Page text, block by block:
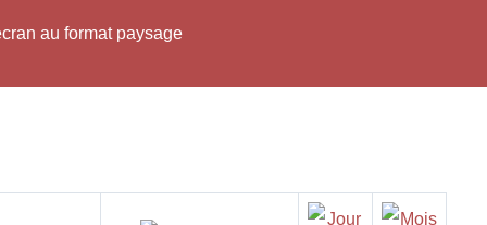
au format paysage